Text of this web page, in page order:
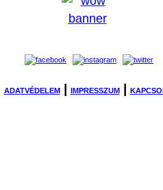
ADATVÉDELEM| IMPRESSZUM|